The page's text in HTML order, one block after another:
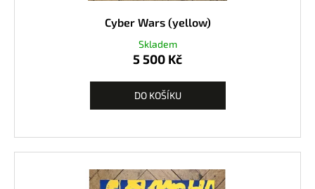
Cyber Wars (yellow)
Skladem
5 500 Kč
DO KOŠÍKU